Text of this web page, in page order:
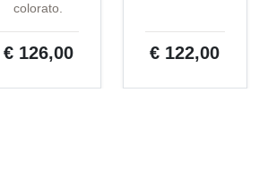
colorato.
€ 126,00 € 122,00